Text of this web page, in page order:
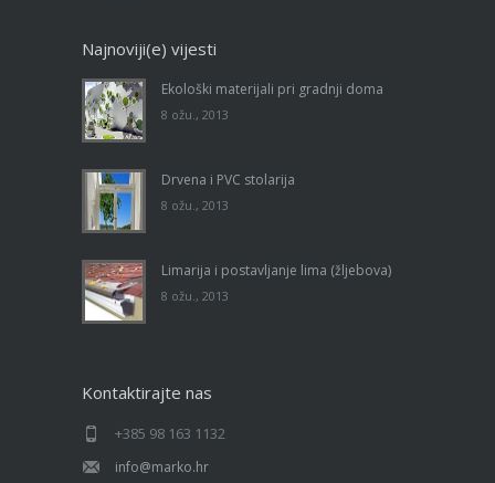
Najnoviji(e) vijesti
Ekološki materijali pri gradnji doma
8 ožu., 2013
Drvena i PVC stolarija
8 ožu., 2013
Limarija i postavljanje lima (žljebova)
8 ožu., 2013
Kontaktirajte nas
+385 98 163 1132
info@marko.hr